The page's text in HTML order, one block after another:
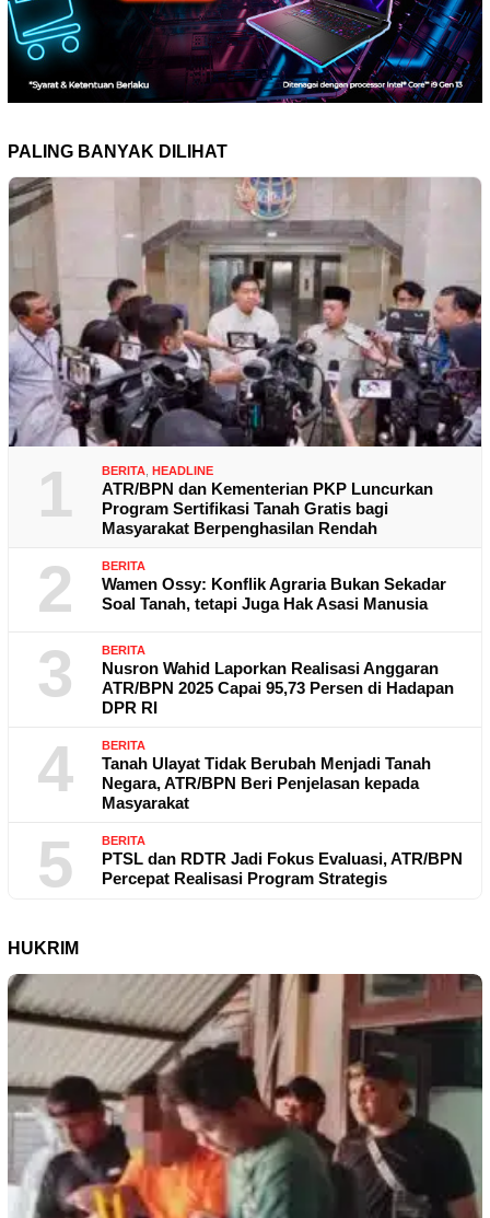
PALING BANYAK DILIHAT
1 BERITA HEADLINE
ATR/BPN dan Kementerian PKP Luncurkan
Program Sertifikasi Tanah Gratis bagi
Masyarakat Berpenghasilan Rendah
2 BERITA
Wamen Ossy: Konflik Agraria Bukan Sekadar
Soal Tanah, tetapi Juga Hak Asasi Manusia
3 BERITA
Nusron Wahid Laporkan Realisasi Anggaran
ATR/BPN 2025 Capai 95,73 Persen di Hadapan
DPR RI
4 BERITA
Tanah Ulayat Tidak Berubah Menjadi Tanah
Negara, ATR/BPN Beri Penjelasan kepada
Masyarakat
5 BERITA
PTSL dan RDTR Jadi Fokus Evaluasi, ATR/BPN
Percepat Realisasi Program Strategis
HUKRIM